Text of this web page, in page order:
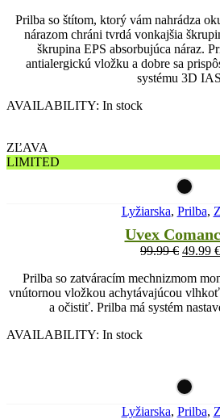
Prilba so štítom, ktorý vám nahrádza
nárazom chráni tvrdá vonkajšia
škrupina EPS absorbujúca náraz.
antialergickú vložku a dobre sa
systému 3D
AVAILABILITY: In stock
ZĽAVA
LIMITED
Lyžiarska, Prilba,
Uvex
99.99€ 49.99 €
Prilba so zatváracím mechnizmom
vnútornou vložkou achytávajúcou
a očistiť. Prilba má systém
AVAILABILITY: In stock
Lyžiarska, Prilba,